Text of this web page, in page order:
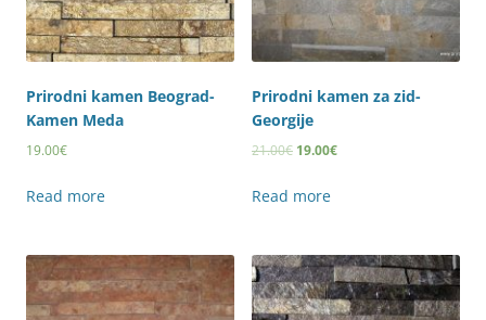
Prirodni kamen Beograd-
Kamen Meda
19.00€
Read more
Prirodni kamen za zid-
Georgije
21.00€ 19.00€
Read more